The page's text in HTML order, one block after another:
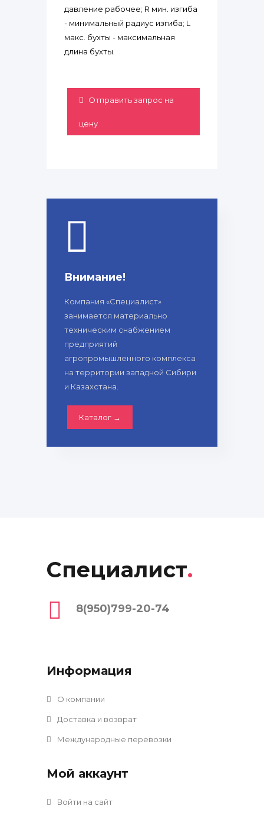
давление рабочее; R мин. изгиба
- минимальный радиус изгиба; L
макс. бухты - максимальная
длина бухты.
Отправить запрос на
цену
Внимание!
Компания «Специалист»
занимается материально
техническим снабжением
предприятий
агропромышленного комплекса
на территории западной Сибири
и Казахстана.
Каталог →
Специалист.
8(950)799-20-74
Информация
О компании
Доставка и возврат
Международные перевозки
Мой аккаунт
Войти на сайт